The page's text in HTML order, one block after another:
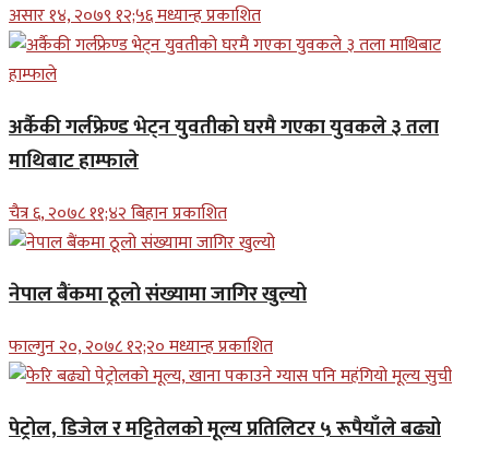
असार १४, २०७९ १२;५६ मध्यान्ह प्रकाशित
अर्कैकी गर्लफ्रेण्ड भेट्न युवतीको घरमै गएका युवकले ३ तला
माथिबाट हाम्फाले
चैत्र ६, २०७८ ११;४२ बिहान प्रकाशित
नेपाल बैंकमा ठूलो संख्यामा जागिर खुल्यो
फाल्गुन २०, २०७८ १२;२० मध्यान्ह प्रकाशित
पेट्रोल, डिजेल र मट्टितेलको मूल्य प्रतिलिटर ५ रूपैयाँले बढ्यो